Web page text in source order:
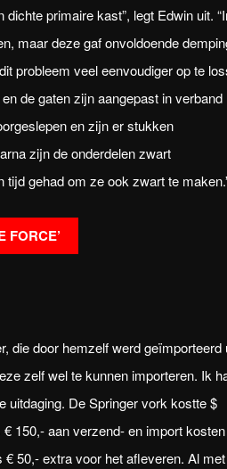
primaire kast”, legt Edwin uit.
maar deze gaf onvoldoende
probleem veel eenvoudiger op te
de gaten zijn aangepast in verband
en zijn er stukken
zijn de onderdelen zwart
tijd gehad om ze ook zwart te
FORCE’
die door hemzelf werd geïmporteerd
zelf wel te kunnen importeren. Ik
uitdaging. De Springer vork kostte $
150,- aan verzend- en import
50,- extra voor het afleveren. Al